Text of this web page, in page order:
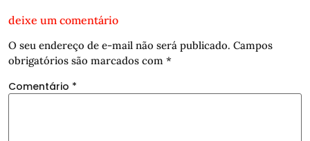
deixe um comentário
O seu endereço de e-mail não será publicado. Campos
obrigatórios são marcados com *
Comentário *